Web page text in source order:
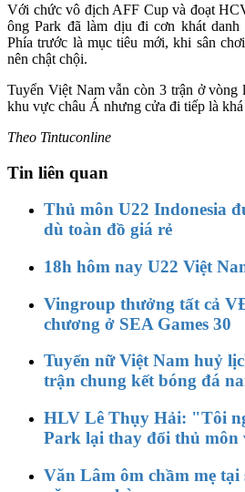
Với chức vô địch AFF Cup và đoạt
ông Park đã làm dịu đi cơn khát
Phía trước là mục tiêu mới, khi sân
nên chật chội.
Tuyển Việt Nam vẫn còn 3 trận ở
khu vực châu Á nhưng cửa đi tiếp là khá
Theo Tintuconline
Tin liên quan
Thủ môn U22 Indonesia
dù toàn đồ giá rẻ
18h hôm nay U22 Việt
Vingroup thưởng tất cả
chương ở SEA Games 30
Tuyển nữ Việt Nam huỷ
trận chung kết bóng đá
HLV Lê Thụy Hải: "Tôi
Park lại thay đổi thủ môn
Văn Lâm ôm chầm mẹ tại